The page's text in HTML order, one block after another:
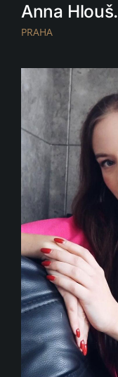
Anna Hlouš.
PRAHA